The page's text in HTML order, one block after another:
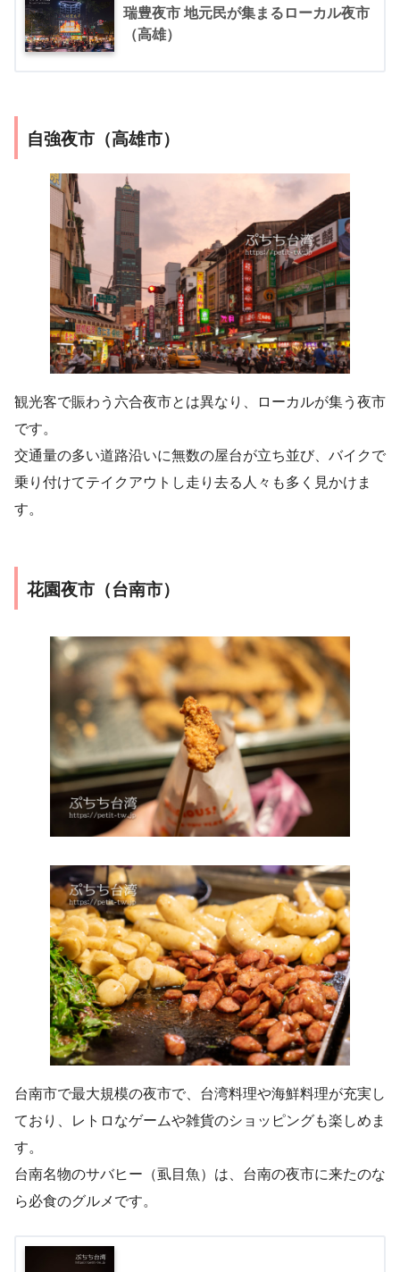
瑞豊夜市 地元民が集まるローカル夜市
（高雄）
自強夜市（高雄市）
観光客で賑わう六合夜市とは異なり、ローカルが集う夜市
です。
交通量の多い道路沿いに無数の屋台が立ち並び、バイクで
乗り付けてテイクアウトし走り去る人々も多く見かけま
す。
花園夜市（台南市）
台南市で最大規模の夜市で、台湾料理や海鮮料理が充実し
ており、レトロなゲームや雑貨のショッピングも楽しめま
す。
台南名物のサバヒー（虱目魚）は、台南の夜市に来たのな
ら必食のグルメです。